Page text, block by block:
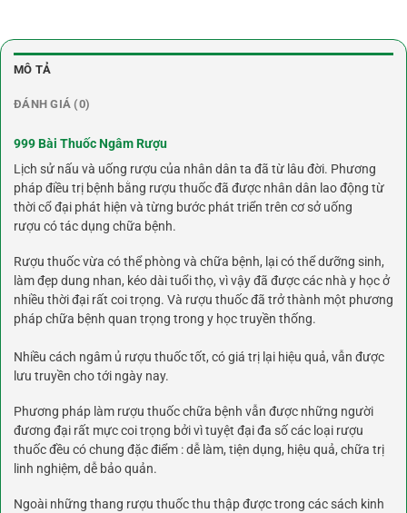
MÔ TẢ
ĐÁNH GIÁ (0)
999 Bài Thuốc Ngâm Rượu
Lịch sử nấu và uống rượu của nhân dân ta đã từ lâu đời. Phương
pháp điều trị bệnh bằng rượu thuốc đã được nhân dân lao động từ
thời cổ đại phát hiện và từng bước phát triển trên cơ sở uống
rượu có tác dụng chữa bệnh.
Rượu thuốc vừa có thể phòng và chữa bệnh, lại có thể dưỡng sinh,
làm đẹp dung nhan, kéo dài tuổi thọ, vì vậy đã được các nhà y học ở
nhiều thời đại rất coi trọng. Và rượu thuốc đã trở thành một phương
pháp chữa bệnh quan trọng trong y học truyền thống.
Nhiều cách ngâm ủ rượu thuốc tốt, có giá trị lại hiệu quả, vẫn được
lưu truyền cho tới ngày nay.
Phương pháp làm rượu thuốc chữa bệnh vẫn được những người
đương đại rất mực coi trọng bởi vì tuyệt đại đa số các loại rượu
thuốc đều có chung đặc điểm : dễ làm, tiện dụng, hiệu quả, chữa trị
linh nghiệm, dễ bảo quản.
Ngoài những thang rượu thuốc thu thập được trong các sách kinh